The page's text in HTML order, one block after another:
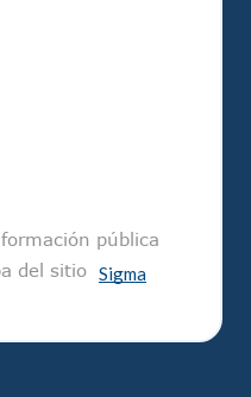
pública
del sitio Sigma